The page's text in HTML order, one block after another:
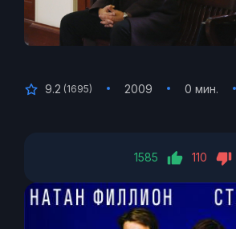
9.2 (1695) 2009 0 мин.
1585 110